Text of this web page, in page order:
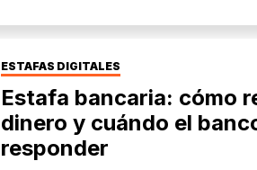
ESTAFAS DIGITALES
Estafa bancaria: cómo
dinero y cuándo el
responder